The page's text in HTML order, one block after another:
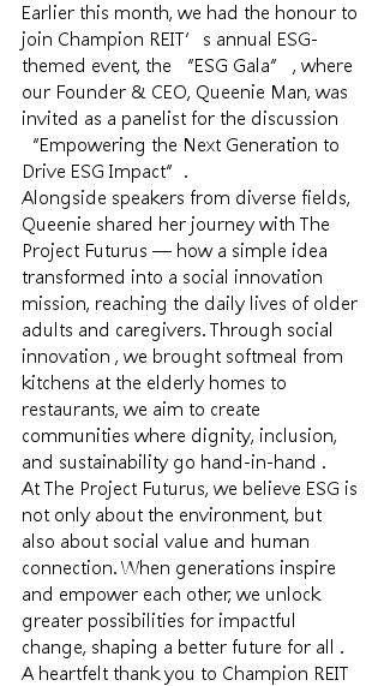
Earlier this month, we had the honour to
join Champion REIT’s annual ESG-
themed event, the “ESG Gala” , where
our Founder & CEO, Queenie Man, was
invited as a panelist for the discussion
“Empowering the Next Generation to
Drive ESG Impact”.
Alongside speakers from diverse fields,
Queenie shared her journey with The
Project Futurus — how a simple idea
transformed into a social innovation
mission, reaching the daily lives of older
adults and caregivers. Through social
innovation , we brought softmeal from
kitchens at the elderly homes to
restaurants, we aim to create
communities where dignity, inclusion,
and sustainability go hand-in-hand .
At The Project Futurus, we believe ESG is
not only about the environment, but
also about social value and human
connection. When generations inspire
and empower each other, we unlock
greater possibilities for impactful
change, shaping a better future for all .
A heartfelt thank you to Champion REIT